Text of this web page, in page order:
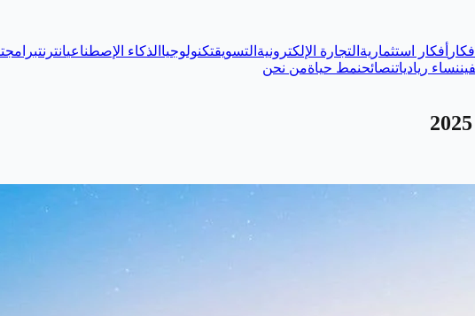
أفكار أفكار استثمارية التجارة الإلكترونية التسويقتكنولوجيا الذكاء الإصطناعيانترنتبرامج
نساء ريادياتنصائحنمط حياةمن نحن